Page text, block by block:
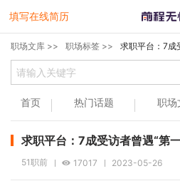
填写在线简历
职场文库 >> 职场标签 >> 求职平台：7成
首页 热门话题 职场
求职平台：7成受访者曾遇“第
51职前 17017 2023-05-26